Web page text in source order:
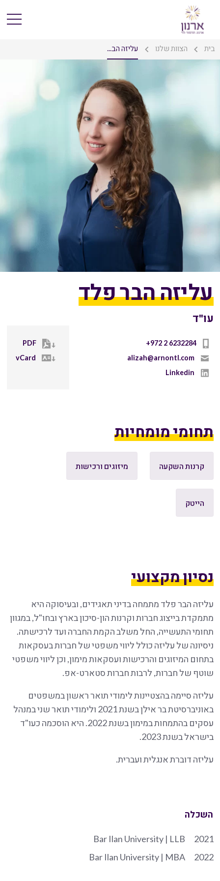
בית הצוות שלנו עליזה הב...
עליזה הבר פלד
עו"ד
+972 2 6232284
alizah@arnontl.com
Linkedin
PDF
vCard
תחומי מומחיות
קרנות השקעה מיזוגים ורכישות
הייטק
נסיון מקצועי
עליזה הבר פלד מתמחה בדיני תאגידים, ובעיסוקה היא
מתמקדת בייצוג חברות וקרנות הון-סיכון בארץ ובחו"ל, במגוון
תחומי התעשייה, החל משלב הקמת החברה ועד לרכישתה.
ניסיונה של עליזה כולל ליווי משפטי של חברות בעסקאות
בתחום המיזוגים והרכישות ועסקאות מימון, וכן ליווי משפטי
שוטף של חברות, לרבות חברות סטארט-אפ.
עליזה סיימה בהצטיינות לימודי תואר ראשון במשפטים
באוניברסיטת בר אילן בשנת 2021 ולימודי תואר שני במנהל
עסקים בהתמחות במימון בשנת 2022. היא הוסכמה כעו"ד
בישראל בשנת 2023.
עליזה דוברת אנגלית ועברית.
השכלה
2021
Bar Ilan University | LLB
2022
Bar Ilan University | MBA